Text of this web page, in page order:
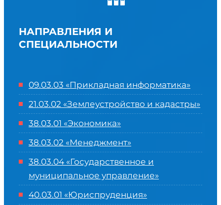
НАПРАВЛЕНИЯ И
СПЕЦИАЛЬНОСТИ
09.03.03 «Прикладная информатика»
21.03.02 «Землеустройство и кадастры»
38.03.01 «Экономика»
38.03.02 «Менеджмент»
38.03.04 «Государственное и
муниципальное управление»
40.03.01 «Юриспруденция»